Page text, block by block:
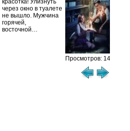
красотка! Улизнуть
через окно в туалете
не вышло. Мужчина
горячей,
восточной…
Просмотров: 1460